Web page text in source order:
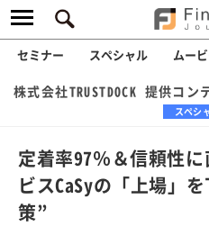
セミナー スペシャル ムー
株式会社TRUSTDOCK 提供コン
スペシ
定着率97％＆信頼性
ビスCaSyの「上場」
策”